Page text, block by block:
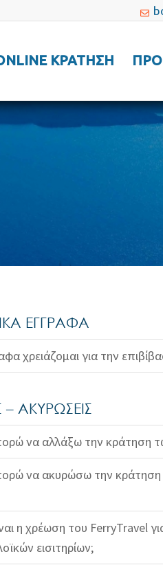
ΚΡΑΤΗΣΗ
ΕΓΓΡΑΦΑ
χρειάζομαι για την
ΑΚΥΡΩΣΕΙΣ
να αλλάξω την κράτηση
να ακυρώσω την κράτηση
η χρέωση του FerryTravel
εισιτηρίων;